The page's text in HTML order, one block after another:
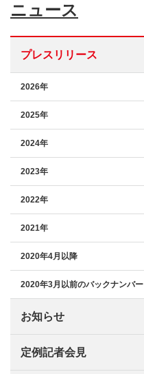
ニュース
プレスリリース
2026年
2025年
2024年
2023年
2022年
2021年
2020年4月以降
2020年3月以前のバックナンバー
お知らせ
定例記者会見